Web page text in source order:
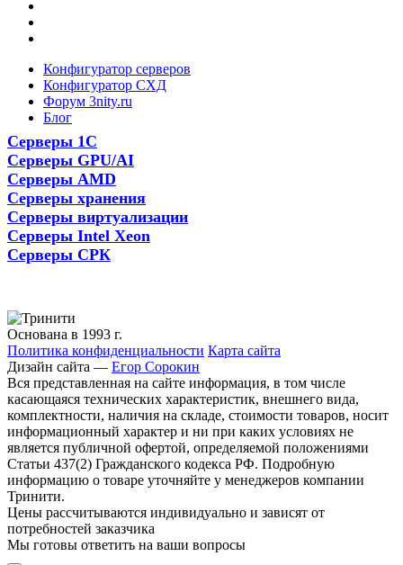
Конфигуратор серверов
Конфигуратор СХД
Форум 3nity.ru
Блог
Серверы 1С
Серверы GPU/AI
Серверы AMD
Серверы хранения
Серверы виртуализации
Серверы Intel Xeon
Серверы СРК
Основана в 1993 г.
Политика конфиденциальности Карта сайта
Дизайн сайта — Егор Сорокин
Вся представленная на сайте информация, в том числе
касающаяся технических характеристик, внешнего вида,
комплектности, наличия на складе, стоимости товаров, носит
информационный характер и ни при каких условиях не
является публичной офертой, определяемой положениями
Статьи 437(2) Гражданского кодекса РФ. Подробную
информацию о товаре уточняйте у менеджеров компании
Тринити.
Цены рассчитываются индивидуально и зависят от
потребностей заказчика
Мы готовы ответить на ваши вопросы